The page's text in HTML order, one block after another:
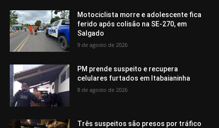
Motociclista morre e adolescente fica
ferido após colisão na SE-270, em
Salgado
9 de agosto de 2026
PM prende suspeito e recupera
celulares furtados em Itabaianinha
8 de agosto de 2026
Três suspeitos são presos por tráfico